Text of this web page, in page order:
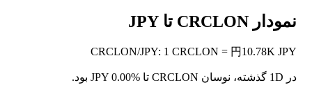
نمودار CRCLON تا JPY
CRCLON/JPY: 1 CRCLON = 円10.78K JPY
در 1D گذشته، نوسان CRCLON تا JPY 0.00%
بود.